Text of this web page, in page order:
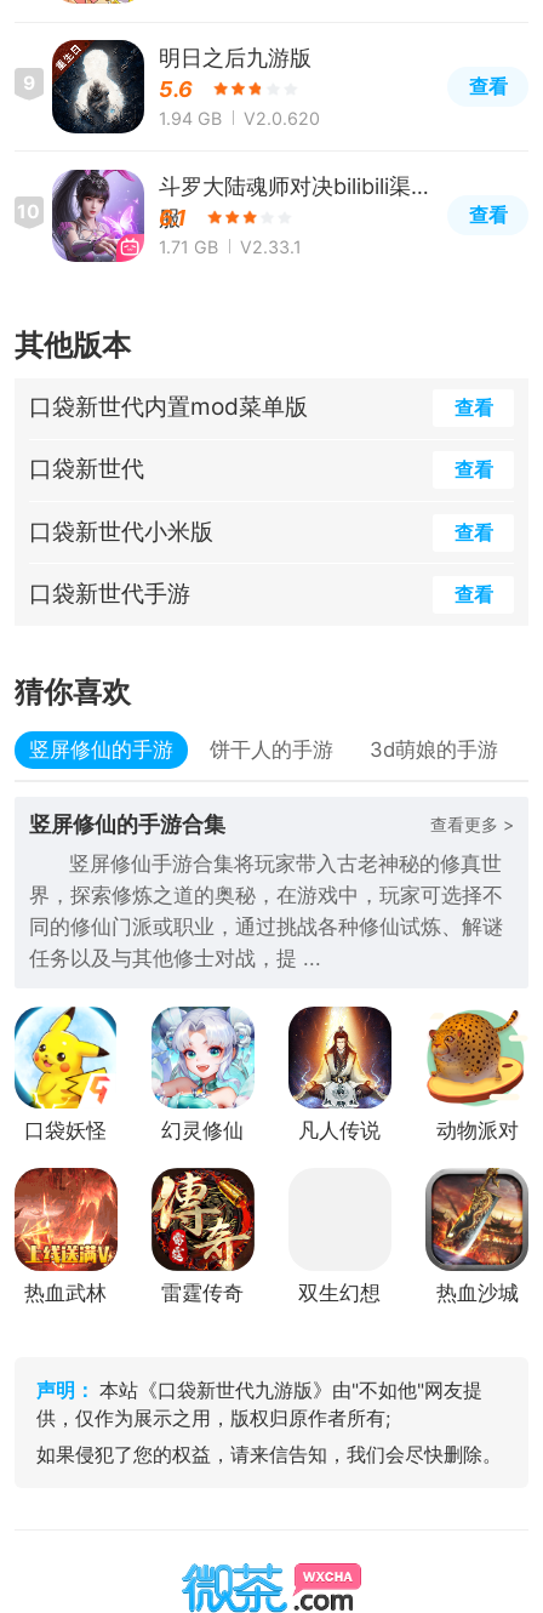
9
明日之后九游版
5.6
1.94 GB V2.0.620
查看
10
斗罗大陆魂师对决bilibili渠道
服
6.1
1.71 GB V2.33.1
查看
其他版本
口袋新世代内置mod菜单版 查看
口袋新世代 查看
口袋新世代小米版 查看
口袋新世代手游 查看
猜你喜欢
竖屏修仙的手游 饼干人的手游 3d萌娘的手游
竖屏修仙的手游合集 查看更多 >
竖屏修仙手游合集将玩家带入古老神秘的修真世
界，探索修炼之道的奥秘，在游戏中，玩家可选择不
同的修仙门派或职业，通过挑战各种修仙试炼、解谜
任务以及与其他修士对战，提 ...
口袋妖怪
版
幻灵修仙
凡人传说
动物派对
热血武林
雷霆传奇
双生幻想
热血沙城
声明： 本站《口袋新世代九游版》由"不如他"网友提
供，仅作为展示之用，版权归原作者所有;
如果侵犯了您的权益，请来信告知，我们会尽快删除。